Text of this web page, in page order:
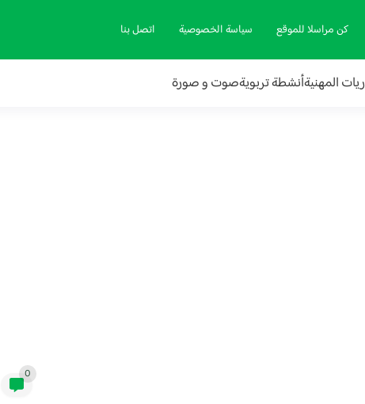
كن مراسلا للموقع سياسة الخصوصية اتصل بنا
المهنيةأنشطة تربويةصوت و صورة
0